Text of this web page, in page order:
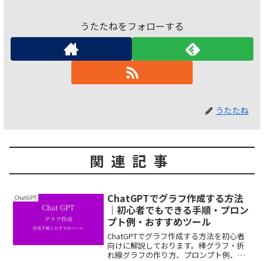
うたたねをフォローする
うたたね
関連記事
ChatGPT
ChatGPTでグラフ作成する方法
｜初心者でもできる手順・プロン
プト例・おすすめツール
ChatGPTでグラフ作成する方法を初心者
向けに解説しております。棒グラフ・折
れ線グラフの作り方、プロンプト例、